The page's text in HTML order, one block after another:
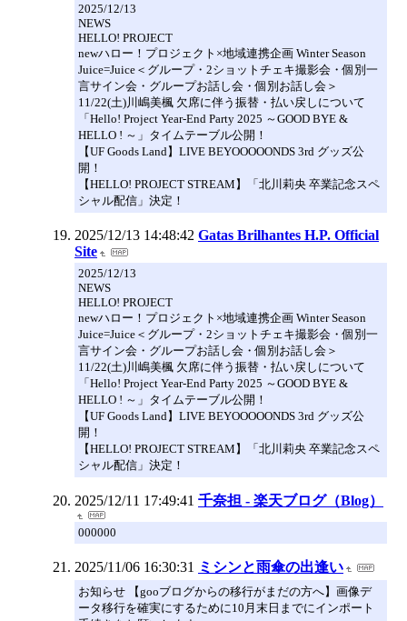
2025/12/13
NEWS
HELLO! PROJECT
newハロー！プロジェクト×地域連携企画 Winter Season
Juice=Juice＜グループ・2ショットチェキ撮影会・個別一
言サイン会・グループお話し会・個別お話し会＞
11/22(土)川嶋美楓 欠席に伴う振替・払い戻しについて
「Hello! Project Year-End Party 2025 ～GOOD BYE &
HELLO ! ～」タイムテーブル公開！
【UF Goods Land】LIVE BEYOOOOONDS 3rd グッズ公
開！
【HELLO! PROJECT STREAM】「北川莉央 卒業記念スペ
シャル配信」決定！
2025/12/13 14:48:42 Gatas Brilhantes H.P. Official
Site
2025/12/13
NEWS
HELLO! PROJECT
newハロー！プロジェクト×地域連携企画 Winter Season
Juice=Juice＜グループ・2ショットチェキ撮影会・個別一
言サイン会・グループお話し会・個別お話し会＞
11/22(土)川嶋美楓 欠席に伴う振替・払い戻しについて
「Hello! Project Year-End Party 2025 ～GOOD BYE &
HELLO ! ～」タイムテーブル公開！
【UF Goods Land】LIVE BEYOOOOONDS 3rd グッズ公
開！
【HELLO! PROJECT STREAM】「北川莉央 卒業記念スペ
シャル配信」決定！
2025/12/11 17:49:41 千奈担 - 楽天ブログ（Blog）
000000
2025/11/06 16:30:31 ミシンと雨傘の出逢い
お知らせ 【gooブログからの移行がまだの方へ】画像デ
ータ移行を確実にするために10月末日までにインポート